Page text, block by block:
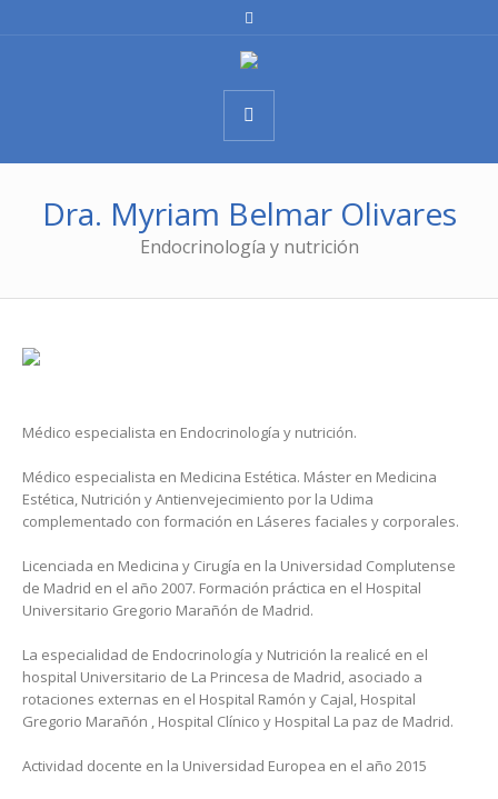
Dra. Myriam Belmar Olivares
Endocrinología y nutrición
Médico especialista en Endocrinología y nutrición.
Médico especialista en Medicina Estética. Máster en Medicina
Estética, Nutrición y Antienvejecimiento por la Udima
complementado con formación en Láseres faciales y corporales.
Licenciada en Medicina y Cirugía en la Universidad Complutense
de Madrid en el año 2007. Formación práctica en el Hospital
Universitario Gregorio Marañón de Madrid.
La especialidad de Endocrinología y Nutrición la realicé en el
hospital Universitario de La Princesa de Madrid, asociado a
rotaciones externas en el Hospital Ramón y Cajal, Hospital
Gregorio Marañón , Hospital Clínico y Hospital La paz de Madrid.
Actividad docente en la Universidad Europea en el año 2015